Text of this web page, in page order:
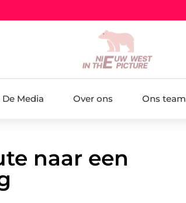
De Media Over ons Ons team
naar een